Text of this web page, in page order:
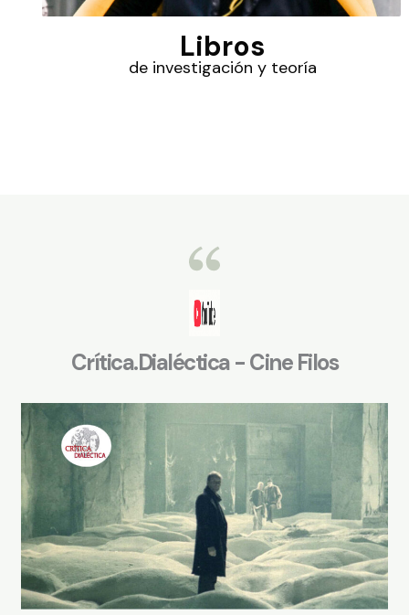
Libros
de investigación y teoría
Crítica.Dialéctica - Cine Filos